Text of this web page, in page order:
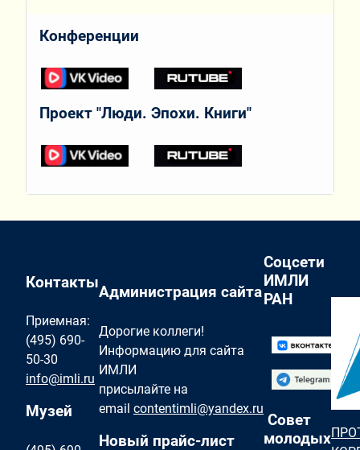
Конференции
Проект "Люди. Эпохи. Книги"
Контакты
Приемная:
(495) 690-
50-30
info@imli.ru
Музей
Администрация сайта
Дорогие коллеги!
Информацию для сайта
ИМЛИ
присылайте на
email contentimli@yandex.ru
Новый прайс-лист
Соцсети
ИМЛИ
РАН
Совет
молодых